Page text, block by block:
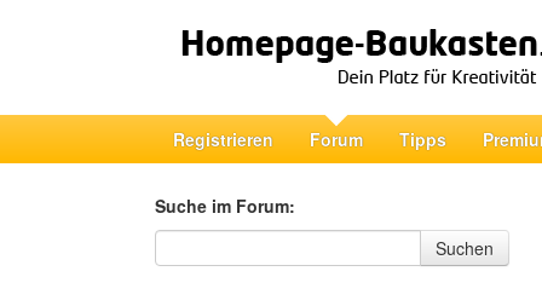
Registrieren Forum Tipps
Suche im Forum:
Suche im Forum
Suchen